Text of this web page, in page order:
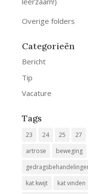
Overige folders
Categorieën
Bericht
Tip
Vacature
Tags
23 24 25 27
artrose
beweging
kat kwijt
kat vinden